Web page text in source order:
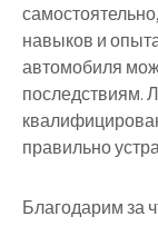
навыков и
автомобиля
последствиям.
правильно
Благодарим за